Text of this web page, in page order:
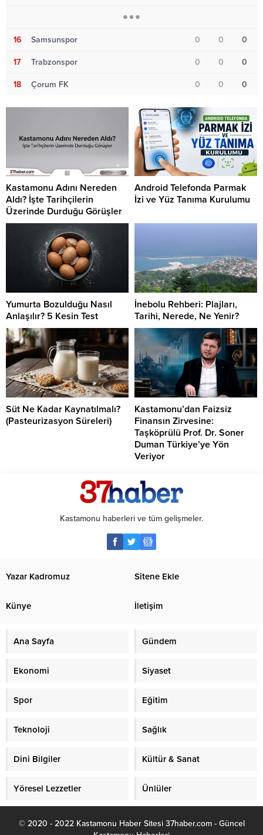
16 Samsunspor 0 0 0
17 Trabzonspor 0 0 0
18 Çorum FK 0 0 0
Kastamonu Adını Nereden
Aldı? İşte Tarihçilerin
Üzerinde Durduğu Görüşler
Android Telefonda Parmak
İzi ve Yüz Tanıma Kurulumu
Yumurta Bozulduğu Nasıl
Anlaşılır? 5 Kesin Test
İnebolu Rehberi: Plajları,
Tarihi, Nerede, Ne Yenir?
Süt Ne Kadar Kaynatılmalı?
(Pasteurizasyon Süreleri)
Kastamonu’dan Faizsiz
Finansın Zirvesine:
Taşköprülü Prof. Dr. Soner
Duman Türkiye’ye Yön
Veriyor
Kastamonu haberleri ve tüm gelişmeler.
Yazar Kadromuz Sitene Ekle
Künye İletişim
Ana Sayfa Gündem
Ekonomi Siyaset
Spor Eğitim
Teknoloji Sağlık
Dini Bilgiler Kültür & Sanat
Yöresel Lezzetler Ünlüler
© 2020 - 2022 Kastamonu Haber Sitesi 37haber.com - Güncel